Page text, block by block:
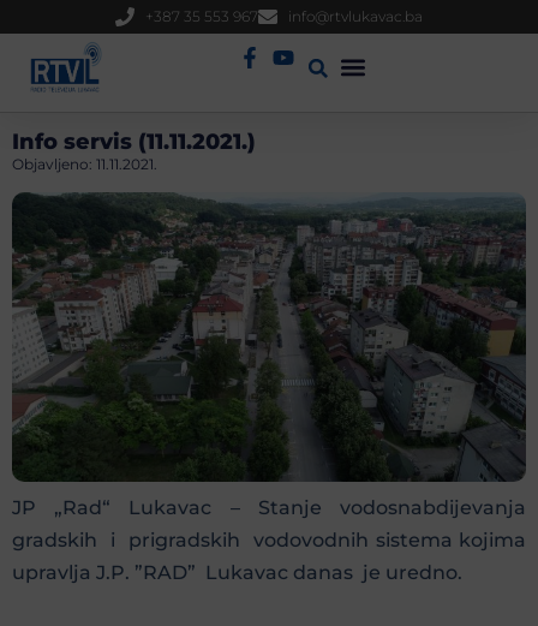
+387 35 553 967 info@rtvlukavac.ba
Info servis (11.11.2021.)
Objavljeno: 11.11.2021.
JP „Rad“ Lukavac – Stanje vodosnabdijevanja
gradskih i prigradskih vodovodnih sistema kojima
upravlja J.P. ”RAD” Lukavac danas je uredno.